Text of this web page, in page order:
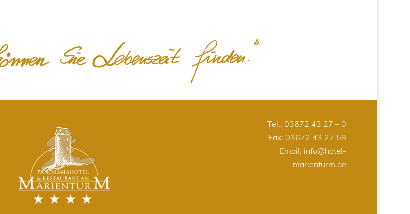
Tel.: 03672 43 27 – 0
Fax: 03672 43 27 58
Email: info@hotel-
marienturm.de